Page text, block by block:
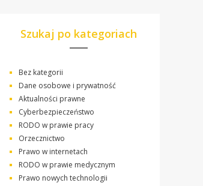
Szukaj po kategoriach
Bez kategorii
Dane osobowe i prywatność
Aktualności prawne
Cyberbezpieczeństwo
RODO w prawie pracy
Orzecznictwo
Prawo w internetach
RODO w prawie medycznym
Prawo nowych technologii